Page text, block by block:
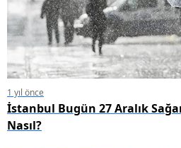
1 yıl önce
İstanbul Bugün 27 Aralık
Nasıl?